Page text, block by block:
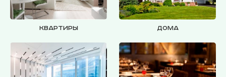
Квартиры Дома